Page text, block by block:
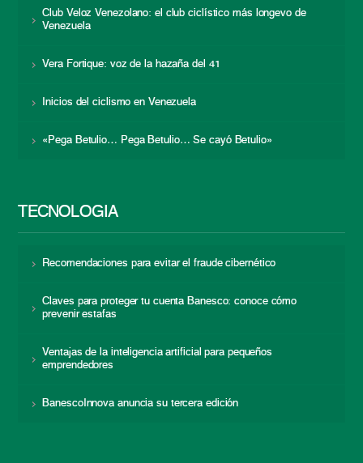
Club Veloz Venezolano: el club ciclístico más longevo de
Venezuela
Vera Fortique: voz de la hazaña del 41
Inicios del ciclismo en Venezuela
«Pega Betulio… Pega Betulio… Se cayó Betulio»
TECNOLOGÍA
Recomendaciones para evitar el fraude cibernético
Claves para proteger tu cuenta Banesco: conoce cómo
prevenir estafas
Ventajas de la inteligencia artificial para pequeños
emprendedores
BanescoInnova anuncia su tercera edición